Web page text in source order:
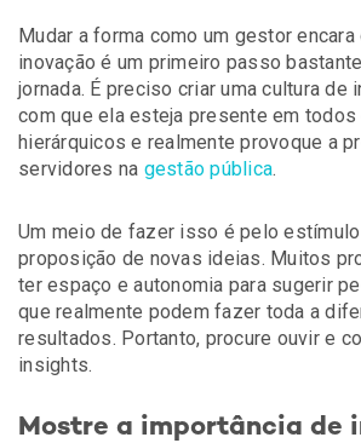
Mudar a forma como um gestor
inovação é um primeiro passo
jornada. É preciso criar uma cultura de
com que ela esteja presente em
hierárquicos e realmente provoque a
servidores na gestão pública.
Um meio de fazer isso é pelo
proposição de novas ideias. Muitos
ter espaço e autonomia para sugerir
que realmente podem fazer toda a
resultados. Portanto, procure ouvir e
insights.
Mostre a importância de